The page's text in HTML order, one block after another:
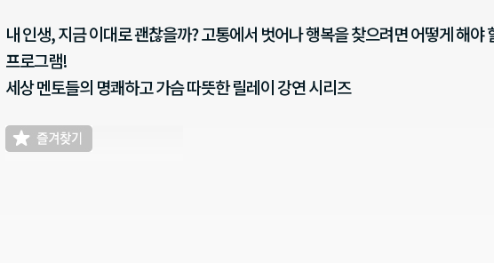
내 인생, 지금 이대로 괜찮을까? 고통에서 벗어나 행복을 찾으려면 어떻게 해
프로그램!
세상 멘토들의 명쾌하고 가슴 따뜻한 릴레이 강연 시리즈